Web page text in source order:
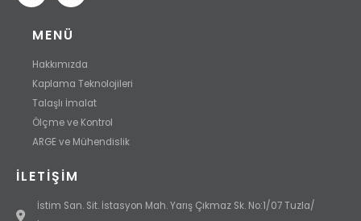
MENÜ
Hakkımızda
Kaplama Teknolojileri
Talaşlı İmalat
Ölçme ve Kontrol
ARGE ve Mühendislik
İLETIŞIM
İstim San. Sit. İstasyon Mah. Yarış Çıkmaz Sk. No:1/07 Tuzla/